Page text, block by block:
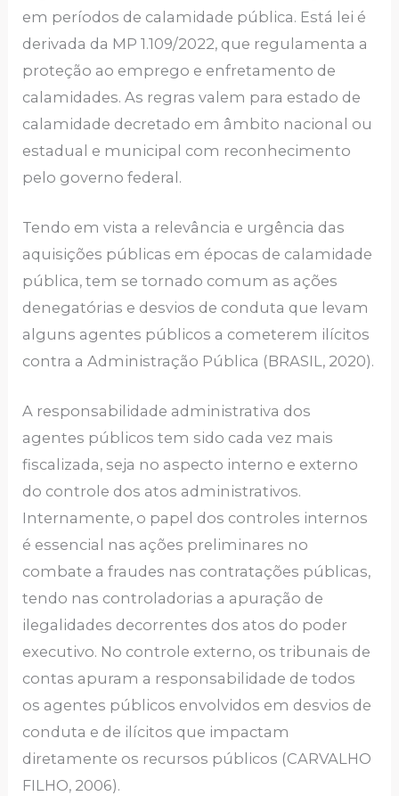
em períodos de calamidade pública. Está lei é
derivada da MP 1.109/2022, que regulamenta a
proteção ao emprego e enfretamento de
calamidades. As regras valem para estado de
calamidade decretado em âmbito nacional ou
estadual e municipal com reconhecimento
pelo governo federal.
Tendo em vista a relevância e urgência das
aquisições públicas em épocas de calamidade
pública, tem se tornado comum as ações
denegatórias e desvios de conduta que levam
alguns agentes públicos a cometerem ilícitos
contra a Administração Pública (BRASIL, 2020).
A responsabilidade administrativa dos
agentes públicos tem sido cada vez mais
fiscalizada, seja no aspecto interno e externo
do controle dos atos administrativos.
Internamente, o papel dos controles internos
é essencial nas ações preliminares no
combate a fraudes nas contratações públicas,
tendo nas controladorias a apuração de
ilegalidades decorrentes dos atos do poder
executivo. No controle externo, os tribunais de
contas apuram a responsabilidade de todos
os agentes públicos envolvidos em desvios de
conduta e de ilícitos que impactam
diretamente os recursos públicos (CARVALHO
FILHO, 2006).